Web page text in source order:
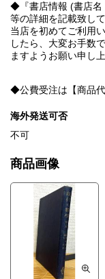
◆『書店情報 (書店名
等の詳細を記載致し
当店を初めてご利用
したら、大変お手数
ますようお願い申し上
◆公費受注は【商品
海外発送可否
不可
商品画像